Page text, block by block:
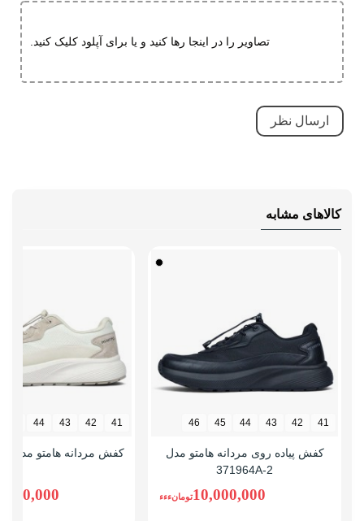
سبک و راحت
نوع ساق
قالب استاندارد است همان سایز شهری
تصاویر را در اینجا رها کنید و یا برای آپلود کلیک کنید.
کالاهای مشابه
41
42
43
44
45
46
کفش پیاده روی مردانه هامتو مدل
371964A-2
10,000,000تومانءءء
41
42
43
44
کفش مردانه هامتو مدل 371964A-1